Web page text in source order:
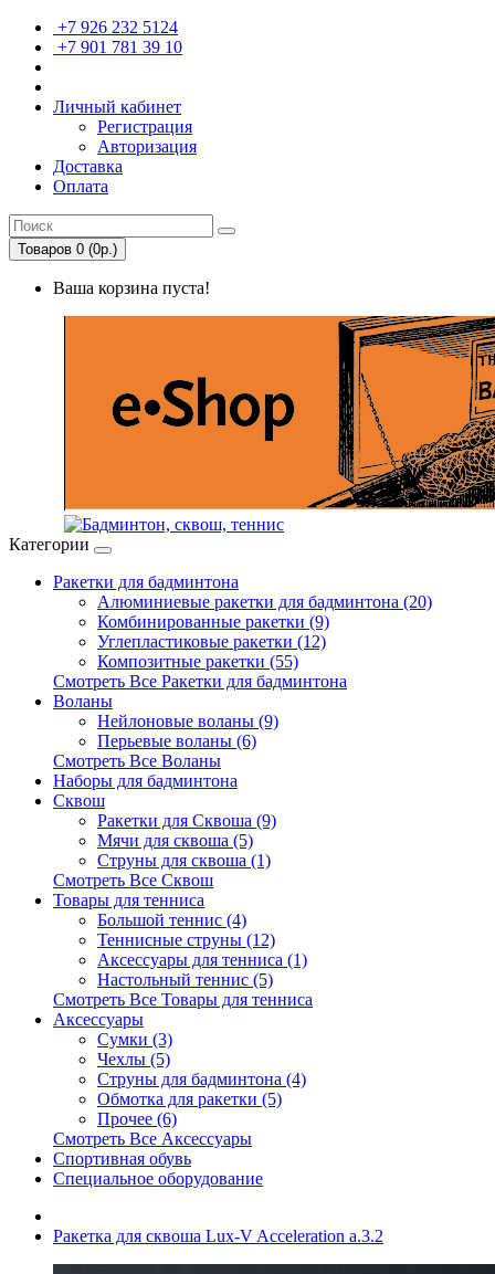
+7 926 232 5124
+7 901 781 39 10
Личный кабинет
Регистрация
Авторизация
Доставка
Оплата
Товаров 0 (0р.)
Ваша корзина пуста!
Категории
Ракетки для бадминтона
Алюминиевые ракетки для бадминтона (20)
Комбинированные ракетки (9)
Углепластиковые ракетки (12)
Композитные ракетки (55)
Смотреть Все Ракетки для бадминтона
Воланы
Нейлоновые воланы (9)
Перьевые воланы (6)
Смотреть Все Воланы
Наборы для бадминтона
Сквош
Ракетки для Сквоша (9)
Мячи для сквоша (5)
Cтруны для сквоша (1)
Смотреть Все Сквош
Товары для тенниса
Большой теннис (4)
Теннисные струны (12)
Аксессуары для тенниса (1)
Настольный теннис (5)
Смотреть Все Товары для тенниса
Аксессуары
Сумки (3)
Чехлы (5)
Струны для бадминтона (4)
Обмотка для ракетки (5)
Прочее (6)
Смотреть Все Аксессуары
Спортивная обувь
Специальное оборудование
Ракетка для сквоша Lux-V Acceleration a.3.2